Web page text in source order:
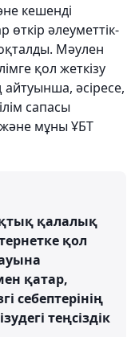
кешенді
өткір әлеуметтік-
Мәулен
қол жеткізу
әсіресе,
сапасы
мұны ҰБТ
қалалық
қол
қатар,
себептерінің
теңсіздік